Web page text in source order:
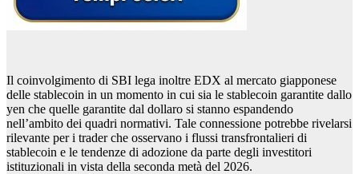
Il coinvolgimento di SBI lega inoltre EDX al mercato giapponese
delle stablecoin in un momento in cui sia le stablecoin garantite dallo
yen che quelle garantite dal dollaro si stanno espandendo
nell’ambito dei quadri normativi. Tale connessione potrebbe rivelarsi
rilevante per i trader che osservano i flussi transfrontalieri di
stablecoin e le tendenze di adozione da parte degli investitori
istituzionali in vista della seconda metà del 2026.